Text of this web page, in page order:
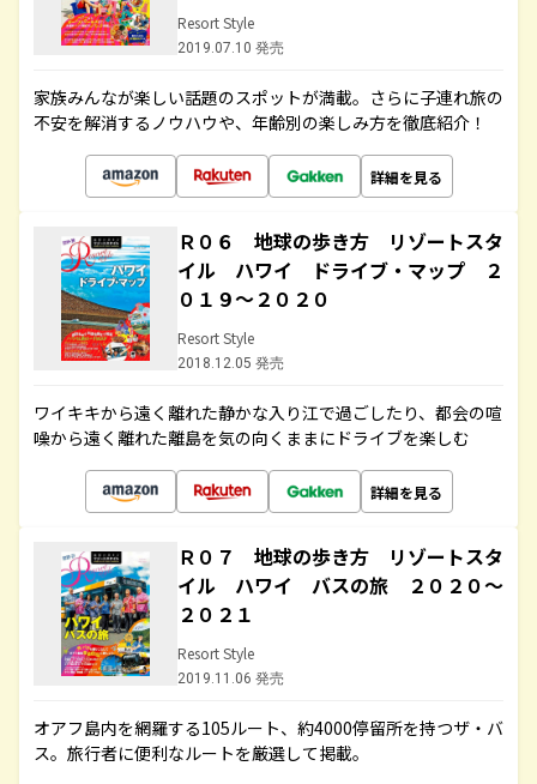
Resort Style
2019.07.10 発売
家族みんなが楽しい話題のスポットが満載。さらに子連れ旅の
不安を解消するノウハウや、年齢別の楽しみ方を徹底紹介！
詳細を見る
Ｒ０６ 地球の歩き方 リゾートスタ
イル ハワイ ドライブ・マップ ２
０１９～２０２０
Resort Style
2018.12.05 発売
ワイキキから遠く離れた静かな入り江で過ごしたり、都会の喧
噪から遠く離れた離島を気の向くままにドライブを楽しむ
詳細を見る
Ｒ０７ 地球の歩き方 リゾートスタ
イル ハワイ バスの旅 ２０２０～
２０２１
Resort Style
2019.11.06 発売
オアフ島内を網羅する105ルート、約4000停留所を持つザ・バ
ス。旅行者に便利なルートを厳選して掲載。